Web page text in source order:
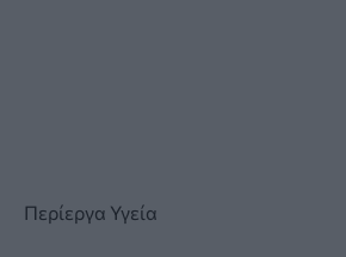
Περίεργα Υγεία